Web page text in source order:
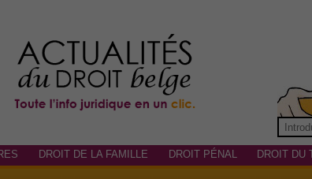
DROIT DE LA FAMILLE DROIT PÉNAL DROIT DU